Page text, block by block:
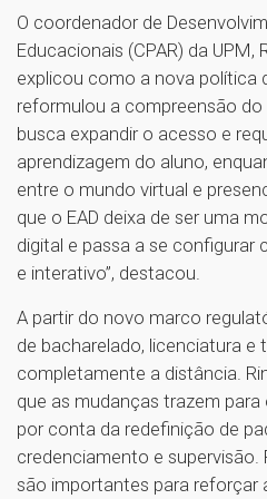
O coordenador de
Educacionais (CPAR) da UPM,
explicou como a nova política
reformulou a compreensão do
busca expandir o acesso e
aprendizagem do aluno,
entre o mundo virtual e
que o EAD deixa de ser uma
digital e passa a se configurar
e interativo”, destacou.
A partir do novo marco
de bacharelado, licenciatura e
completamente a distância.
que as mudanças trazem
por conta da redefinição de
credenciamento e
são importantes para reforçar